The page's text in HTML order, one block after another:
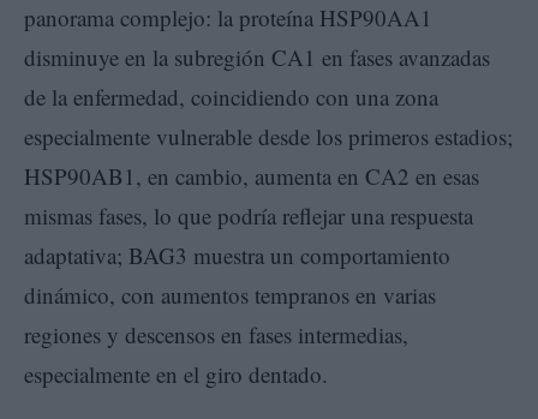
panorama complejo: la proteína HSP90AA1
disminuye en la subregión CA1 en fases avanzadas
de la enfermedad, coincidiendo con una zona
especialmente vulnerable desde los primeros estadios;
HSP90AB1, en cambio, aumenta en CA2 en esas
mismas fases, lo que podría reflejar una respuesta
adaptativa; BAG3 muestra un comportamiento
dinámico, con aumentos tempranos en varias
regiones y descensos en fases intermedias,
especialmente en el giro dentado.